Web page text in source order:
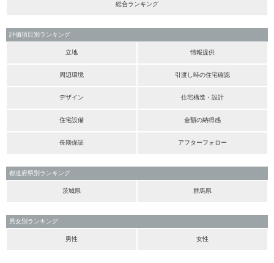
総合ランキング
評価項目別ランキング
立地 情報提供
周辺環境 引渡し時の住宅確認
デザイン 住宅構造・設計
住宅設備 金額の納得感
長期保証 アフターフォロー
都道府県別ランキング
茨城県 群馬県
男女別ランキング
男性 女性